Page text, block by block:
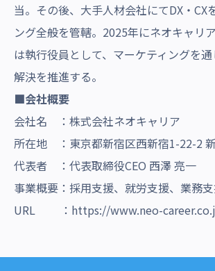
当。その後、大手人材会社にてDX・CX
ング全般を管轄。2025年にネオキャリ
は執行役員として、マーケティングを
解決を推進する。
■会社概要
会社名 ：株式会社ネオキャリア
所在地 ：東京都新宿区西新宿1-22-2
代表者 ：代表取締役CEO 西澤 亮一
事業概要：採用支援、就労支援、業務
URL ： https://www.neo-